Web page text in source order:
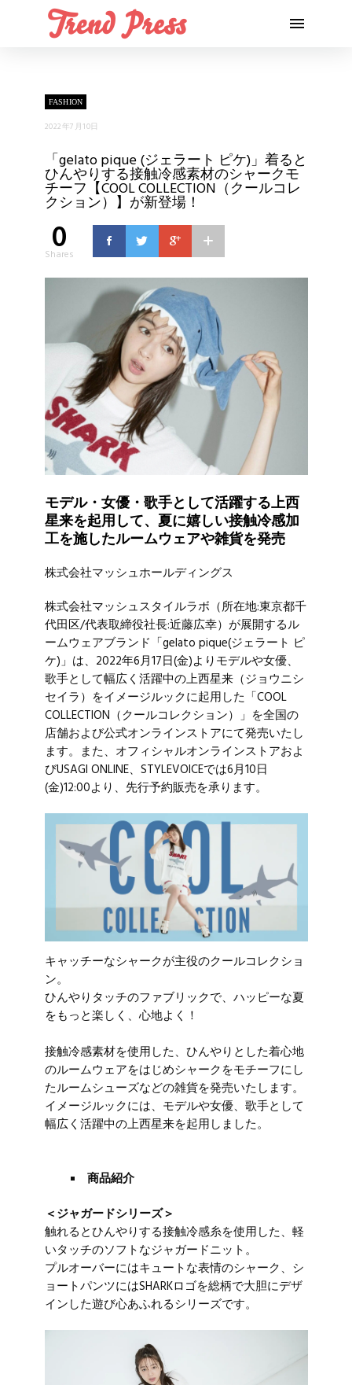
FASHION
2022年7月10日
「gelato pique (ジェラート ピケ)」着ると
ひんやりする接触冷感素材のシャークモ
チーフ【COOL COLLECTION（クールコレ
クション）】が新登場！
0
Shares
モデル・女優・歌手として活躍する上西
星来を起用して、夏に嬉しい接触冷感加
工を施したルームウェアや雑貨を発売
株式会社マッシュホールディングス
株式会社マッシュスタイルラボ（所在地:東京都千
代田区/代表取締役社長:近藤広幸）が展開するル
ームウェアブランド「gelato pique(ジェラート ピ
ケ)」は、2022年6月17日(金)よりモデルや女優、
歌手として幅広く活躍中の上西星来（ジョウニシ
セイラ）をイメージルックに起用した「COOL
COLLECTION（クールコレクション）」を全国の
店舗および公式オンラインストアにて発売いたし
ます。また、オフィシャルオンラインストアおよ
びUSAGI ONLINE、STYLEVOICEでは6月10日
(金)12:00より、先行予約販売を承ります。
キャッチーなシャークが主役のクールコレクショ
ン。
ひんやりタッチのファブリックで、ハッピーな夏
をもっと楽しく、心地よく！
接触冷感素材を使用した、ひんやりとした着心地
のルームウェアをはじめシャークをモチーフにし
たルームシューズなどの雑貨を発売いたします。
イメージルックには、モデルや女優、歌手として
幅広く活躍中の上西星来を起用しました。
商品紹介
＜ジャガードシリーズ＞
触れるとひんやりする接触冷感糸を使用した、軽
いタッチのソフトなジャガードニット。
プルオーバーにはキュートな表情のシャーク、シ
ョートパンツにはSHARKロゴを総柄で大胆にデザ
インした遊び心あふれるシリーズです。